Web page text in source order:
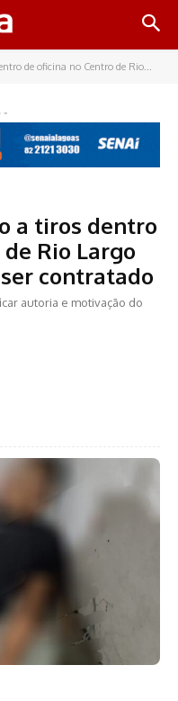
de oficina no Centro de Rio...
-
a tiros dentro
Rio Largo
contratado
autoria e motivação do